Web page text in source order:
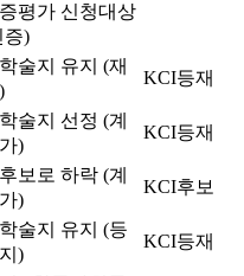
평가 신청대상
증)
술지 유지 (재
KCI등재
술지 선정 (계
)
KCI등재
보로 하락 (계
)
KCI후보
술지 유지 (등
)
KCI등재